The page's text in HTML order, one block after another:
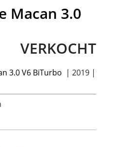
Macan 3.0
VERKOCHT
3.0 V6 BiTurbo | 2019 |